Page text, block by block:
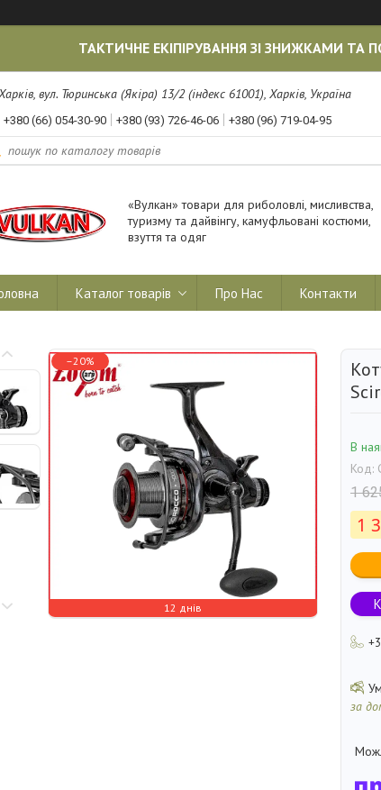
ТАКТИЧНЕ ЕКІПІРУВАННЯ ЗІ ЗНИЖКАМИ ТА
вул. Тюринська (Якіра) 13/2 (індекс 61001), Харків, Україна
+380 (66) 054-30-90 +380 (93) 726-46-06 +380 (96) 719-04-95
«Вулкан» товари для риболовлі, мисливства,
туризму та дайвінгу, камуфльовані костюми,
взуття та одяг
Каталог товарів Про Нас Контакти
–20%
12 днів
В
Код:
1
1
за